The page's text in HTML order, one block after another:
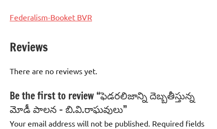
Federalism-Booket BVR
Reviews
There are no reviews yet.
Be the first to review “ఫెడరలిజాన్ని దెబ్బతీస్తున్న
మోడీ పాలన – బి.వి.రాఘవులు”
Your email address will not be published. Required fields